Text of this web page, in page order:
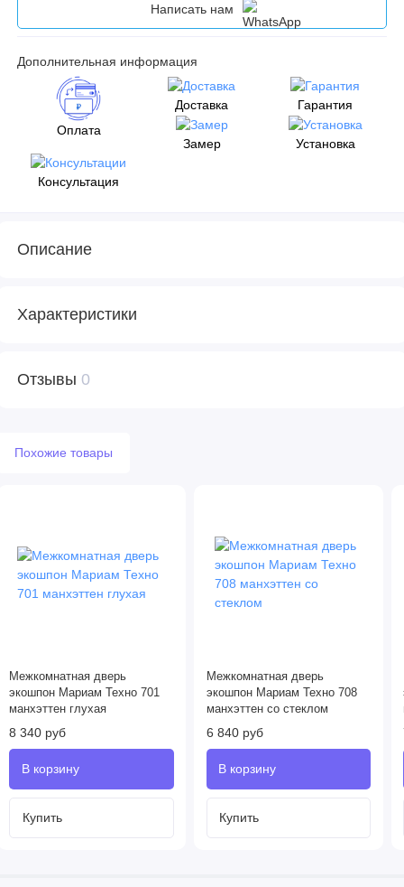
Написать нам
Дополнительная информация
Оплата
Доставка Гарантия
Замер Установка
Консультация
Описание
Характеристики
Отзывы 0
Похожие товары
Межкомнатная дверь
экошпон Мариам Техно 701
манхэттен глухая
8 340 руб
Купить
Межкомнатная дверь
экошпон Мариам Техно 708
манхэттен со стеклом
6 840 руб
Купить